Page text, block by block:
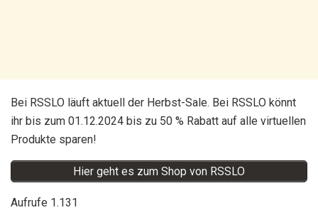
Bei RSSLO läuft aktuell der Herbst-Sale. Bei RSSLO könnt
ihr bis zum 01.12.2024 bis zu 50 % Rabatt auf alle virtuellen
Produkte sparen!
Hier geht es zum Shop von RSSLO
Aufrufe 1.131